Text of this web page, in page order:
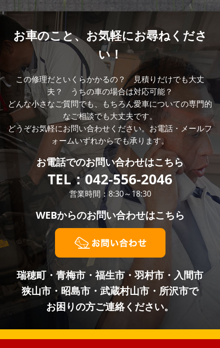
お車のこと、 お気軽にお尋ねくださ
い！
この修理だといくらかかるの？ 見積りだけでも大丈
夫？ うちの車の場合は対応可能？
どんな小さなご質問でも、もちろん愛車についての専門的
なご相談でも大丈夫です。
どうぞお気軽にお問い合わせください。お電話・メールフ
ォームいずれからでも承ります。
お電話でのお問い合わせはこちら
TEL：042-556-2046
営業時間：8:30～18:30
WEBからのお問い合わせはこちら
瑞穂町・青梅市・福生市・羽村市・入間市
狭山市・昭島市・武蔵村山市・所沢市で
お困りの方ご連絡ください。